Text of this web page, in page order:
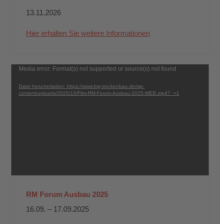
13.11.2026
Hier erhalten Sie weitere Informationen
Video-
Media error: Format(s) not supported or source(s) not found
Datei herunterladen: https://www.big-trockenbau.de/wp-
content/uploads/2025/10/Film-RM-Forum-Ausbau-2025-WEB.mp4?_=1
RM Forum Ausbau 2025
16.09. – 17.09.2025